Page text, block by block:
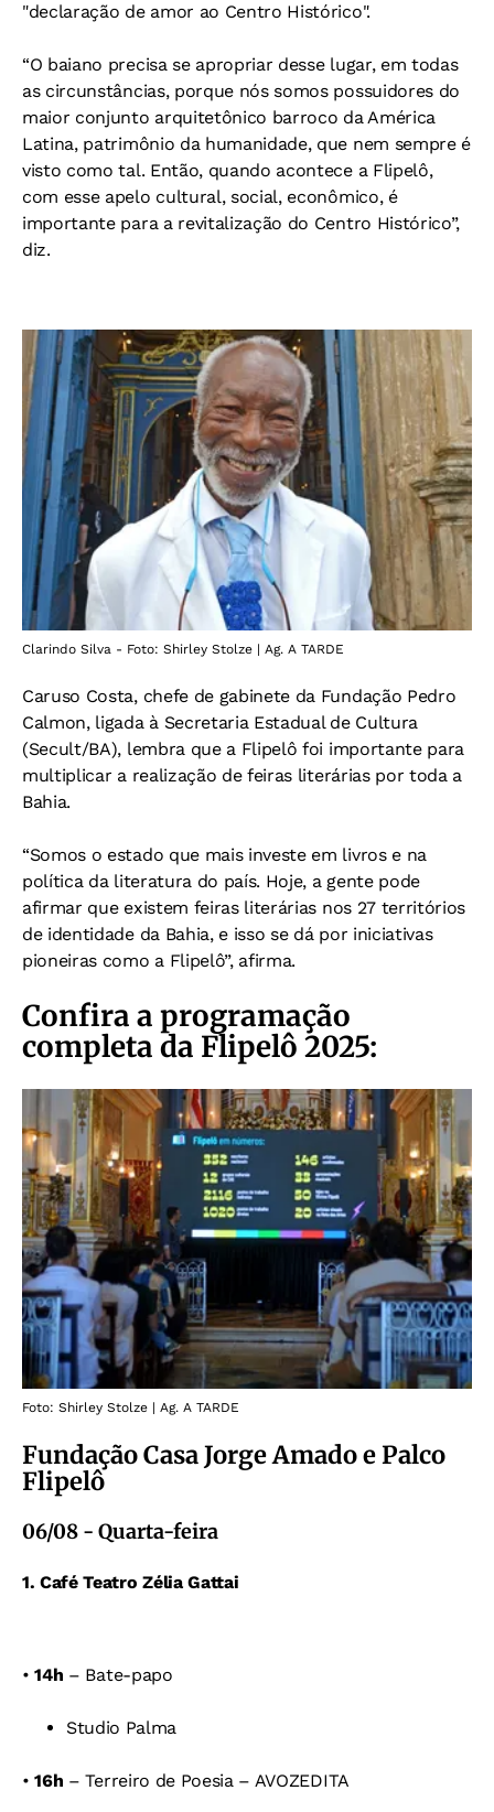
"declaração de amor ao Centro Histórico".
“O baiano precisa se apropriar desse lugar, em todas
as circunstâncias, porque nós somos possuidores do
maior conjunto arquitetônico barroco da América
Latina, patrimônio da humanidade, que nem sempre é
visto como tal. Então, quando acontece a Flipelô,
com esse apelo cultural, social, econômico, é
importante para a revitalização do Centro Histórico”,
diz.
Clarindo Silva - Foto: Shirley Stolze | Ag. A TARDE
Caruso Costa, chefe de gabinete da Fundação Pedro
Calmon, ligada à Secretaria Estadual de Cultura
(Secult/BA), lembra que a Flipelô foi importante para
multiplicar a realização de feiras literárias por toda a
Bahia.
“Somos o estado que mais investe em livros e na
política da literatura do país. Hoje, a gente pode
afirmar que existem feiras literárias nos 27 territórios
de identidade da Bahia, e isso se dá por iniciativas
pioneiras como a Flipelô”, afirma.
Confira a programação
completa da Flipelô 2025:
Foto: Shirley Stolze | Ag. A TARDE
Fundação Casa Jorge Amado e Palco
Flipelô
06/08 - Quarta-feira
1. Café Teatro Zélia Gattai
•14h – Bate-papo
Studio Palma
•16h – Terreiro de Poesia – AVOZEDITA